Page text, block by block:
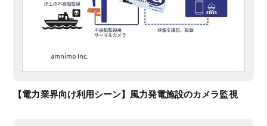
【電力業界向け利用シーン】風力発電施設のカメラ監視